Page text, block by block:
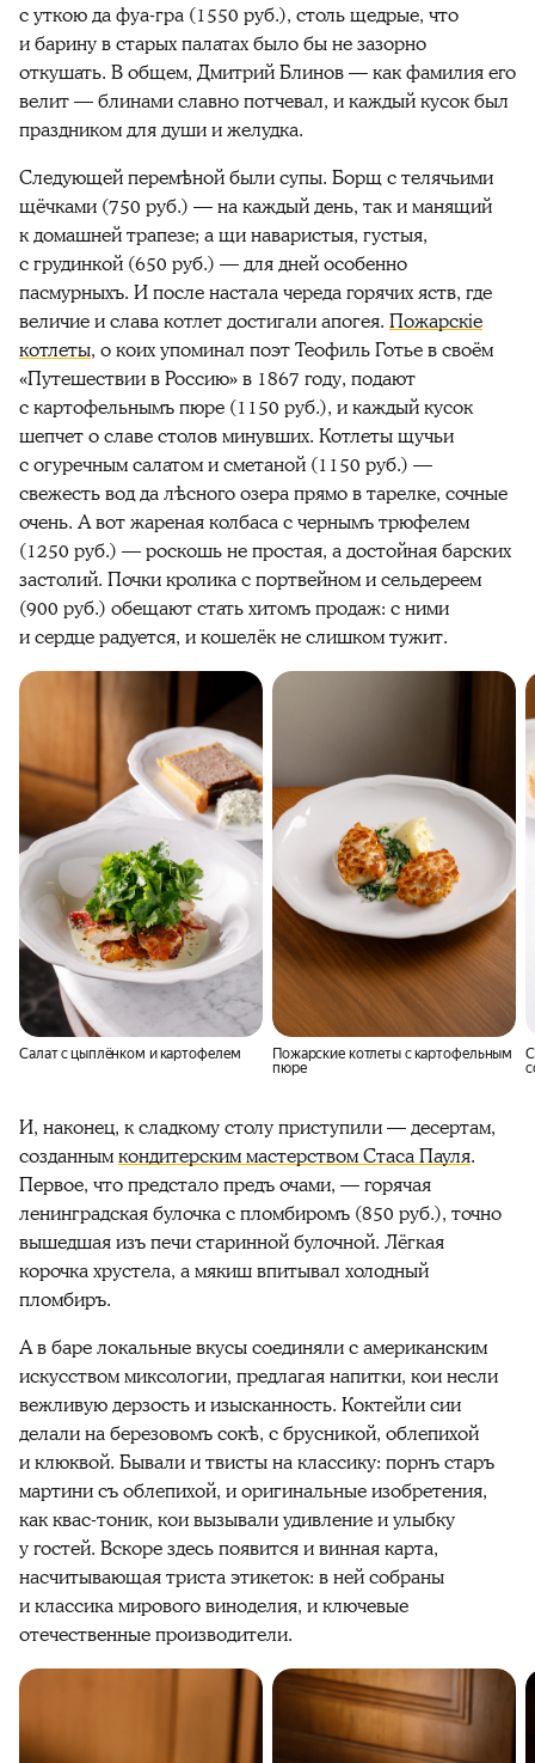
с уткою да фуа-гра (1550 руб.), столь щедрые, что
и барину в старых палатах было бы не зазорно
откушать. В общем, Дмитрий Блинов — как фамилия его
велит — блинами славно потчевал, и каждый кусок был
праздником для души и желудка.
Следующей перемѣной были супы. Борщ с телячьими
щёчками (750 руб.) — на каждый день, так и манящий
к домашней трапезе; а щи наваристыя, густыя,
с грудинкой (650 руб.) — для дней особенно
пасмурныхъ. И после настала череда горячих яств, где
величие и слава котлет достигали апогея. Пожарскіе
котлеты, о коих упоминал поэт Теофиль Готье в своём
«Путешествии в Россию» в 1867 году, подают
с картофельнымъ пюре (1150 руб.), и каждый кусок
шепчет о славе столов минувших. Котлеты щучьи
с огуречным салатом и сметаной (1150 руб.) —
свежесть вод да лѣсного озера прямо в тарелке, сочные
очень. А вот жареная колбаса с чернымъ трюфелем
(1250 руб.) — роскошь не простая, а достойная барских
застолий. Почки кролика с портвейном и сельдереем
(900 руб.) обещают стать хитомъ продаж: с ними
и сердце радуется, и кошелёк не слишком тужит.
Салат с цыплёнком и картофелем
Пожарские котлеты с картофельным
пюре
И, наконец, к сладкому столу приступили — десертам,
созданнымкондитерским мастерством Стаса Пауля.
Первое, что предстало предъ очами, — горячая
ленинградская булочка с пломбиромъ (850 руб.), точно
вышедшая изъ печи старинной булочной. Лёгкая
корочка хрустела, а мякиш впитывал холодный
пломбиръ.
А в баре локальные вкусы соединяли с американским
искусством миксологии, предлагая напитки, кои несли
вежливую дерзость и изысканность. Коктейли сии
делали на березовомъ сокѣ, с брусникой, облепихой
и клюквой. Бывали и твисты на классику: порнъ старъ
мартини съ облепихой, и оригинальные изобретения,
как квас-тоник, кои вызывали удивление и улыбку
у гостей. Вскоре здесь появится и винная карта,
насчитывающая триста этикеток: в ней собраны
и классика мирового виноделия, и ключевые
отечественные производители.